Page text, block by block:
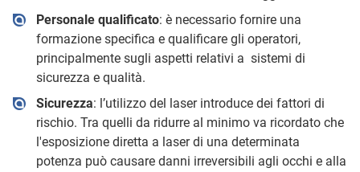
Personale qualificato: è necessario fornire una
formazione specifica e qualificare gli operatori,
principalmente sugli aspetti relativi a sistemi di
sicurezza e qualità.
Sicurezza: l’utilizzo del laser introduce dei fattori di
rischio. Tra quelli da ridurre al minimo va ricordato che
l'esposizione diretta a laser di una determinata
potenza può causare danni irreversibili agli occhi e alla